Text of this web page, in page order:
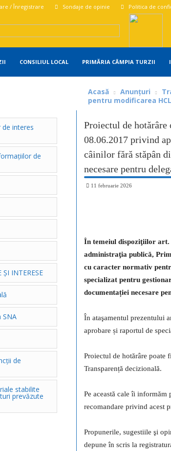
/ Înregistrare Sondaje de opinie Politica de
CONSILIUL LOCAL PRIMĂRIA CÂMPIA TURZII
Acasă Anunțuri
pentru modificarea
Proiectul de
08.06.2017 privind
câinilor fără stăpân
necesare pentru
11 februarie 2026
În temeiul dispoziţiilor art.
administraţia publică,
cu caracter normativ p
specializat pentru
documentației necesare
În ataşamentul prezentului
aprobare și raportul de
Proiectul de hotărâre poate
Transparență decizională.
Pe această cale îi
recomandare privind acest
Propunerile, sugestiile şi
depune în scris la
interes
de
ȘI INTERESE
SNA
de
stabilite
prevăzute